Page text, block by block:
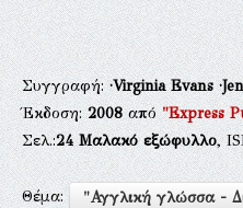
Συγγραφή:·Virginia Evans
Έκδοση:2008από"Express
Σελ.:24 Μαλακό εξώφυλλο,
Θέμα:
"Αγγλική γλώσσα -